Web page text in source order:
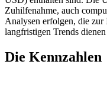
Zuhilfenahme, auch
Analysen erfolgen, die
langfristigen Trends
Die Kennzahlen